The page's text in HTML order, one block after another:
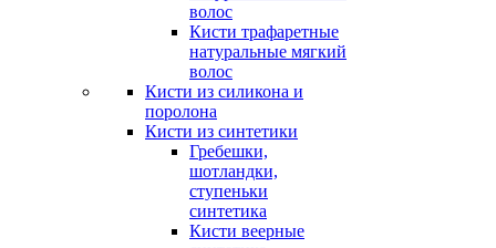
волос
Кисти трафаретные
натуральные мягкий
волос
Кисти из силикона и
поролона
Кисти из синтетики
Гребешки,
шотландки,
ступеньки
синтетика
Кисти веерные